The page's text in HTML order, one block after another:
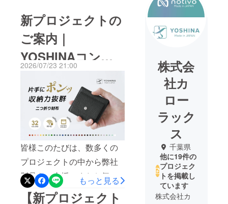
新プロジェクトの
ご案内｜
YOSHINAコンパ
クト二つ折り財布
2026/07/23 21:00
皆様このたびは、数多くの
プロジェクトの中から弊社
製品をご支援、またお気に
入り登録やプロジェクトを
もっと見る
【新プロジェクト
株式会
社カ
ロー
ラック
ス
千葉県
他に19件の
プロジェク
トを掲載し
ています
株式会社カ